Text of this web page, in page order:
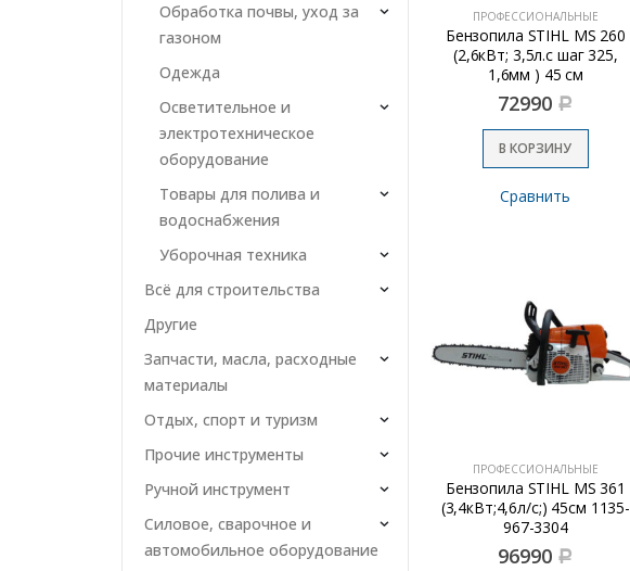
ПРОФЕССИОНАЛЬНЫЕ
Бензопила STIHL MS 260
(2,6кВт; 3,5л.с шаг 325,
1,6мм ) 45 см
72990 Р
В КОРЗИНУ
Сравнить
ПРОФЕССИОНАЛЬНЫЕ
Бензопила STIHL MS 361
(3,4кВт;4,6л/с;) 45см 1135-
967-3304
96990 Р
Обработка почвы, уход за
газоном
Одежда
Осветительное и
электротехническое
оборудование
Товары для полива и
водоснабжения
Уборочная техника
Всё для строительства
Другие
Запчасти, масла, расходные
материалы
Отдых, спорт и туризм
Прочие инструменты
Ручной инструмент
Силовое, сварочное и
автомобильное оборудование